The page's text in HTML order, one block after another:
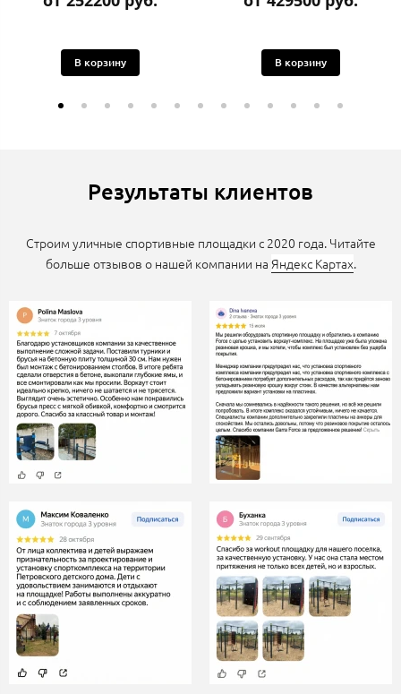
В корзину В корзину
Результаты клиентов
Строим уличные спортивные площадки с 2020 года. Читайте
больше отзывов о нашей компании на Яндекс Картах.